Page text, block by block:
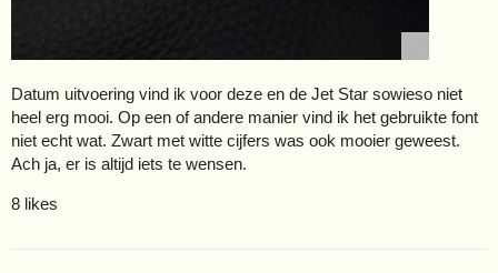
Datum uitvoering vind ik voor deze en de Jet Star sowieso niet
heel erg mooi. Op een of andere manier vind ik het gebruikte font
niet echt wat. Zwart met witte cijfers was ook mooier geweest.
Ach ja, er is altijd iets te wensen.
8 likes